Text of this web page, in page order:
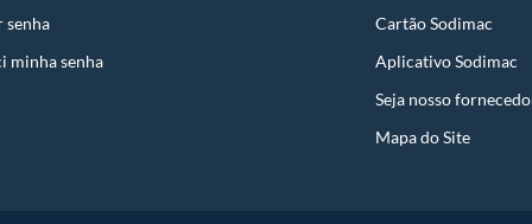
senha
minha senha
Cartão Sodimac
Aplicativo Sodimac
Seja nosso
Mapa do Site